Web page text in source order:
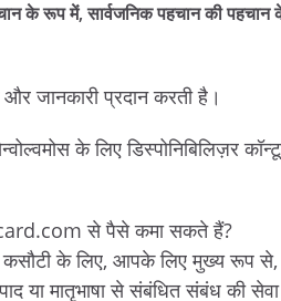
के रूप में, सार्वजनिक पहचान की पहचान
जानकारी प्रदान करती है।
के लिए डिस्पोनिबिलिज़र
से पैसे कमा सकते हैं?
की कसौटी के लिए, आपके लिए मुख्य
या मातृभाषा से संबंधित संबंध की